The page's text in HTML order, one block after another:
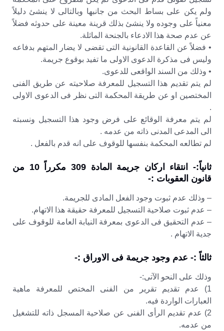
ولم يكن على بساط البحث من جانبها وبالتالى لا ينشئ دليلاً
معنياً على وجوده ولا ينشئ بذلك قرينة معينة على حدوثه فضلاً
عن عدم صحة هذا الادعاء بالجنحة الماثلة.
• فضلاً عن القاعدة القانونية التى تقضى لا يضار المتهم بدفاعه
وليس فى مذكرة الدعوى الاولى ما تفيد بوقوع جريمة.
• وذلك من السند الواقعى للدعوى.
لم يتم تقديم هذا التسجيل للمعرفة صلاحيته عن طريق الفنى
المختصين او عن طريقة المحكمة التى نظر فى الدعوى الاولى
.
لم يتم معرفة الوقائع على فرض وجود هذا التسجيل ونسبته
الى المدعى المدنى ذاته من عدمه .
لم تطالعه المحكمة بنفسها للوقوف على انه قدم بالفعل .
ثانياً:- انتقاء اركان جريمة المادة 309 مكرراً 10 من
قانون العقوبات :-
– وذلك عدم ثبوت وجود الفعل المادى للجريمة.
– عدم ثبوت صلاحية التسجيل للمعرفة حقيقة هذا الاتهام.
– عدم التحقيق فى الدعوى بمعرفة النيابة العامة للوقوف على
جدية الاتهام .
ثالثاً :- عدم وجود جريمة فى الاوراق :-
وذلك على النحو الآتى:-
1) عدم تقديم تقرير من الفنى المختص للمعرفة ماهية
العبارات الواردة فيه.
2) عدم تقديم الرأى الفنى عن صلاحية المسجل ذاته للتشغيل
من عدمه.